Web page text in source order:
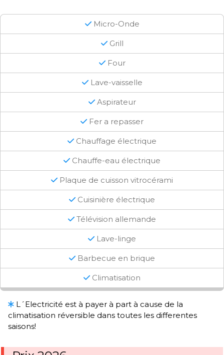
Micro-Onde
Grill
Four
Lave-vaisselle
Aspirateur
Fer a repasser
Chauffage électrique
Chauffe-eau électrique
Plaque de cuisson vitrocérami
Cuisinière électrique
Télévision allemande
Lave-linge
Barbecue en brique
Climatisation
L´Electricité est à payer à part à cause de la
climatisation réversible dans toutes les differentes
saisons!